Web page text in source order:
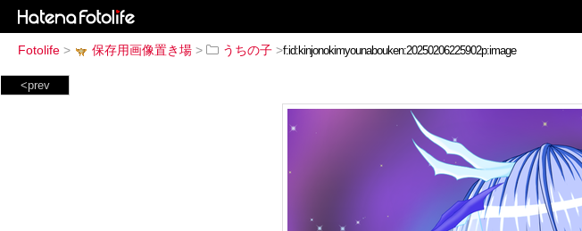
Fotolife > 保存用画像置き場 > うちの子 >
<prev